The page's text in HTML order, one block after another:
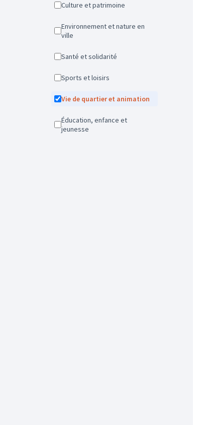
Culture et patrimoine
Environnement et nature en
ville
Santé et solidarité
Sports et loisirs
Vie de quartier et animation
Éducation, enfance et
jeunesse